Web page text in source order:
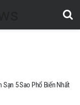
Sạn 5 Sao Phổ Biến Nhất